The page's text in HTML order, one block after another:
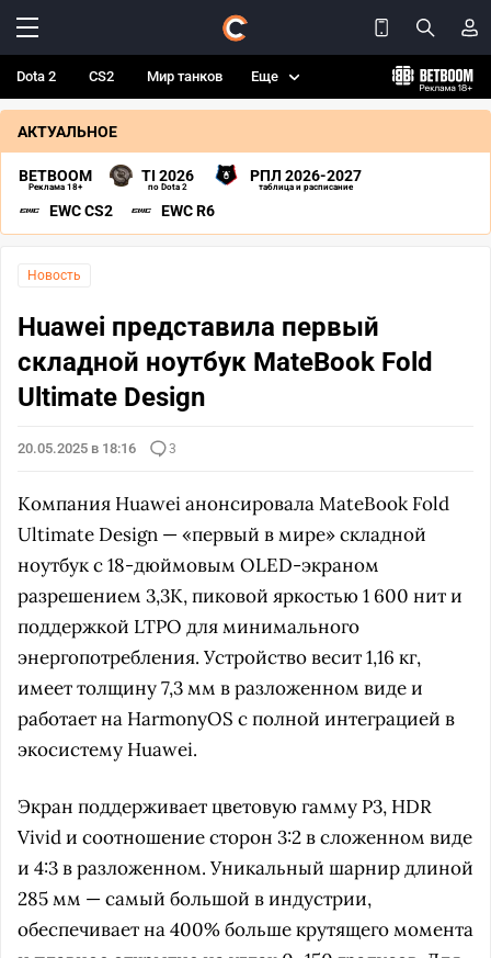
Dota 2 CS2 Мир танков Еще
АКТУАЛЬНОЕ
BETBOOM
Реклама 18+
TI 2026
по Dota 2
РПЛ 2026-2027
таблица и расписание
EWC CS2 EWC R6
Новость
Huawei представила первый
складной ноутбук MateBook Fold
Ultimate Design
20.05.2025 в 18:16 3
Компания Huawei анонсировала MateBook Fold
Ultimate Design — «первый в мире» складной
ноутбук с 18-дюймовым OLED-экраном
разрешением 3,3K, пиковой яркостью 1 600 нит и
поддержкой LTPO для минимального
энергопотребления. Устройство весит 1,16 кг,
имеет толщину 7,3 мм в разложенном виде и
работает на HarmonyOS с полной интеграцией в
экосистему Huawei.
Экран поддерживает цветовую гамму P3, HDR
Vivid и соотношение сторон 3:2 в сложенном виде
и 4:3 в разложенном. Уникальный шарнир длиной
285 мм — самый большой в индустрии,
обеспечивает на 400% больше крутящего момента